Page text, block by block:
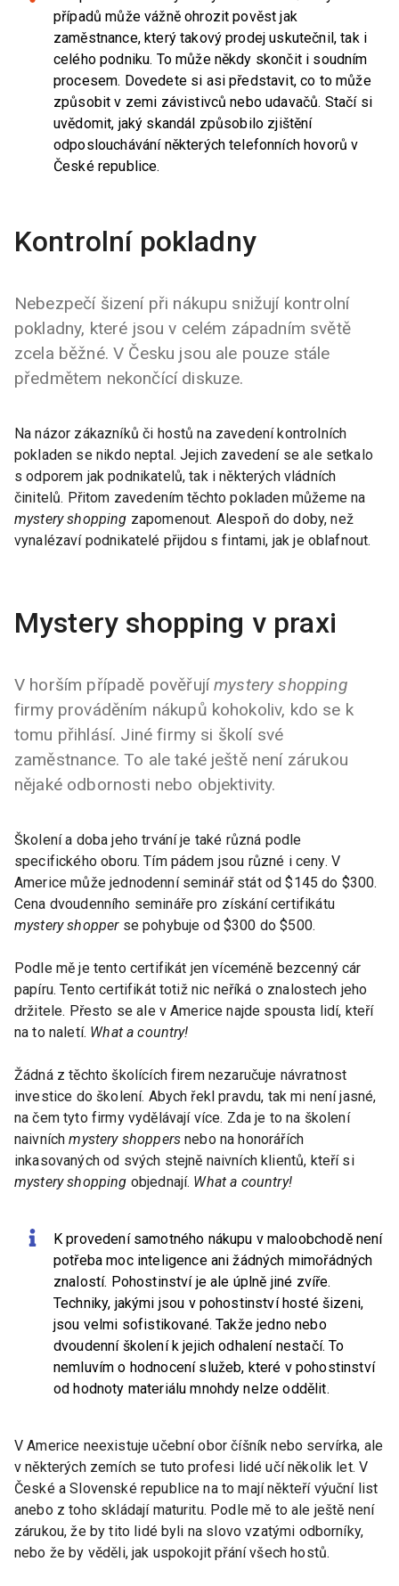
případů může vážně ohrozit pověst jak
zaměstnance, který takový prodej uskutečnil, tak i
celého podniku. To může někdy skončit i soudním
procesem. Dovedete si asi představit, co to může
způsobit v zemi závistivců nebo udavačů. Stačí si
uvědomit, jaký skandál způsobilo zjištění
odposlouchávání některých telefonních hovorů v
České republice.
Kontrolní pokladny
Nebezpečí šizení při nákupu snižují kontrolní
pokladny, které jsou v celém západním světě
zcela běžné. V Česku jsou ale pouze stále
předmětem nekončící diskuze.
Na názor zákazníků či hostů na zavedení kontrolních
pokladen se nikdo neptal. Jejich zavedení se ale setkalo
s odporem jak podnikatelů, tak i některých vládních
činitelů. Přitom zavedením těchto pokladen můžeme na
mystery shopping zapomenout. Alespoň do doby, než
vynalézaví podnikatelé přijdou s fintami, jak je oblafnout.
Mystery shopping v praxi
V horším případě pověřujímystery shopping
firmy prováděním nákupů kohokoliv, kdo se k
tomu přihlásí. Jiné firmy si školí své
zaměstnance. To ale také ještě není zárukou
nějaké odbornosti nebo objektivity.
Školení a doba jeho trvání je také různá podle
specifického oboru. Tím pádem jsou různé i ceny. V
Americe může jednodenní seminář stát od $145 do $300.
Cena dvoudenního semináře pro získání certifikátu
mystery shopperse pohybuje od $300 do $500.
Podle mě je tento certifikát jen víceméně bezcenný cár
papíru. Tento certifikát totiž nic neříká o znalostech jeho
držitele. Přesto se ale v Americe najde spousta lidí, kteří
na to naletí. What a country!
Žádná z těchto školících firem nezaručuje návratnost
investice do školení. Abych řekl pravdu, tak mi není jasné,
na čem tyto firmy vydělávají více. Zda je to na školení
naivníchmystery shoppers nebo na honorářích
inkasovaných od svých stejně naivních klientů, kteří si
mystery shopping objednají. What a country!
K provedení samotného nákupu v maloobchodě není
potřeba moc inteligence ani žádných mimořádných
znalostí. Pohostinství je ale úplně jiné zvíře.
Techniky, jakými jsou v pohostinství hosté šizeni,
jsou velmi sofistikované. Takže jedno nebo
dvoudenní školení k jejich odhalení nestačí. To
nemluvím o hodnocení služeb, které v pohostinství
od hodnoty materiálu mnohdy nelze oddělit.
V Americe neexistuje učební obor číšník nebo servírka, ale
v některých zemích se tuto profesi lidé učí několik let. V
České a Slovenské republice na to mají někteří výuční list
anebo z toho skládají maturitu. Podle mě to ale ještě není
zárukou, že by tito lidé byli na slovo vzatými odborníky,
nebo že by věděli, jak uspokojit přání všech hostů.